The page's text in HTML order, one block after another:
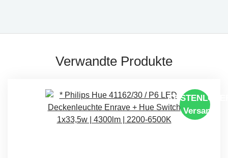
Verwandte Produkte
Versand